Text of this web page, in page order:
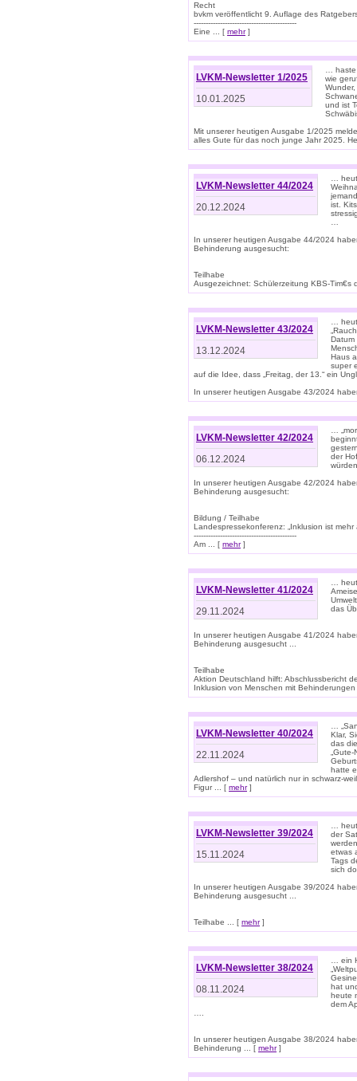
Recht
bvkm veröffentlicht 9. Auflage des
-------------------------------------------
Eine ... [ mehr]
LVKM-Newsletter 1/2025
10.01.2025
…
wie
und ist
Mit unserer heutigen Ausgabe 1/2025
alles Gute für das noch junge Jahr 2025.
LVKM-Newsletter 44/2024
20.12.2024
…
ist.
In unserer heutigen Ausgabe 44/2024
Behinderung ausgesucht:
Teilhabe
Ausgezeichnet: Schülerzeitung KBS-Tim€s
LVKM-Newsletter 43/2024
13.12.2024
…
Datum
Haus
super
auf die Idee, dass „Freitag, der 13.“ ein
In unserer heutigen Ausgabe 43/2024
LVKM-Newsletter 42/2024
06.12.2024
…
der
In unserer heutigen Ausgabe 42/2024
Behinderung ausgesucht:
Bildung / Teilhabe
Landespressekonferenz: „Inklusion ist mehr
-------------------------------------------
Am ... [ mehr]
LVKM-Newsletter 41/2024
29.11.2024
…
das
In unserer heutigen Ausgabe 41/2024
Behinderung ausgesucht ...
Teilhabe
Aktion Deutschland hilft: Abschlussbericht
Inklusion von Menschen mit
LVKM-Newsletter 40/2024
22.11.2024
…
Klar,
das
hatte
Adlershof – und natürlich nur in schwarz-
Figur ... [ mehr]
LVKM-Newsletter 39/2024
15.11.2024
…
der
etwas
Tags
sich
In unserer heutigen Ausgabe 39/2024
Behinderung ausgesucht ...
Teilhabe ... [ mehr]
LVKM-Newsletter 38/2024
08.11.2024
… ein
hat
heute
dem
In unserer heutigen Ausgabe 38/2024
Behinderung ... [ mehr]